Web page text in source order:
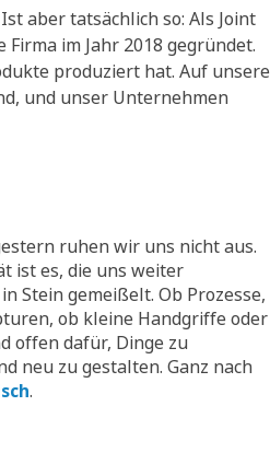
aber tatsächlich so: Als Joint
im Jahr 2018 gegründet.
produziert hat. Auf unsere
und unser Unternehmen
ruhen wir uns nicht aus.
ist es, die uns weiter
Stein gemeißelt. Ob Prozesse,
ob kleine Handgriffe oder
offen dafür, Dinge zu
neu zu gestalten. Ganz nach
.